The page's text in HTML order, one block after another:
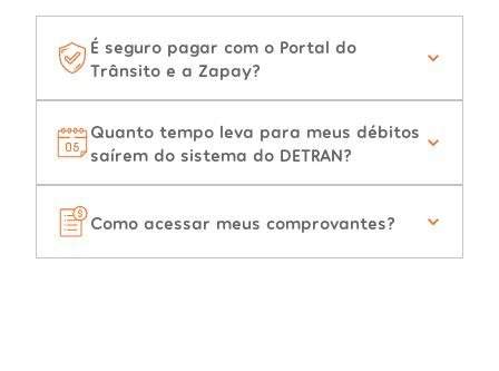
É seguro pagar com o Portal do
Trânsito e a Zapay?
Quanto tempo leva para meus débitos
saírem do sistema do DETRAN?
Como acessar meus comprovantes?